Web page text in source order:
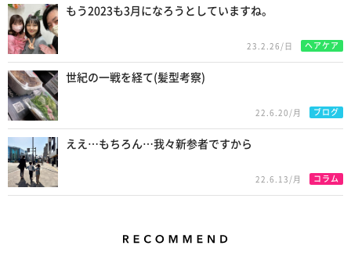
もう2023も3月になろうとしていますね。
23.2.26/日 ヘアケア
世紀の一戦を経て(髪型考察)
22.6.20/月 ブログ
ええ…もちろん…我々新参者ですから
22.6.13/月 コラム